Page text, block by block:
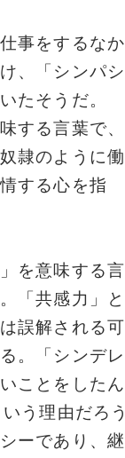
事をするなか
、「シンパシ
たそうだ。
する言葉で、
隷のように働
する心を指
を意味する言
「共感力」と
誤解される可
。「シンデレ
ことをしたん
う理由だろ
ーであり、継